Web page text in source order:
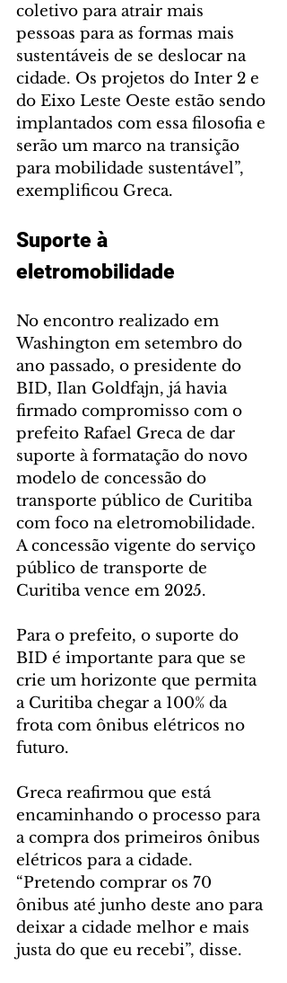
coletivo para atrair mais
pessoas para as formas mais
sustentáveis de se deslocar na
cidade. Os projetos do Inter 2 e
do Eixo Leste Oeste estão sendo
implantados com essa filosofia e
serão um marco na transição
para mobilidade sustentável”,
exemplificou Greca.
Suporte à
eletromobilidade
No encontro realizado em
Washington em setembro do
ano passado, o presidente do
BID, Ilan Goldfajn, já havia
firmado compromisso com o
prefeito Rafael Greca de dar
suporte à formatação do novo
modelo de concessão do
transporte público de Curitiba
com foco na eletromobilidade.
A concessão vigente do serviço
público de transporte de
Curitiba vence em 2025.
Para o prefeito, o suporte do
BID é importante para que se
crie um horizonte que permita
a Curitiba chegar a 100% da
frota com ônibus elétricos no
futuro.
Greca reafirmou que está
encaminhando o processo para
a compra dos primeiros ônibus
elétricos para a cidade.
“Pretendo comprar os 70
ônibus até junho deste ano para
deixar a cidade melhor e mais
justa do que eu recebi”, disse.